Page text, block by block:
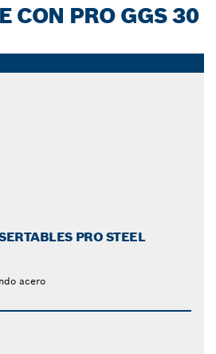
CON PRO GGS 30
PRO STEEL
acero